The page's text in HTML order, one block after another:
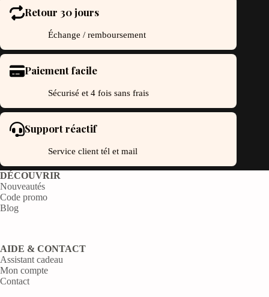
Retour 30 jours
Échange / remboursement
Paiement facile
Sécurisé et 4 fois sans frais
Support réactif
Service client tél et mail
DÉCOUVRIR
Nouveautés
Code promo
Blog
AIDE & CONTACT
Assistant cadeau
Mon compte
Contact